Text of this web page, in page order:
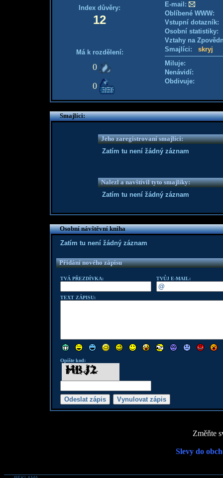
Index důvěry:
12
Má k rozdělení:
0
0
E-mail:
Oblíbené WWW:
Vstupní
Osobní
Vztahy na
Smajlíci: skryj
Miluje:
Nenávidí:
Obdivuje:
Smajlíci:
Jeho zaregistrovaní smajlíci:
Zatím tu není žádný záznam
Nalezl a navštívil tyto smajlíky:
Zatím tu není žádný záznam
Osobní návštěvní kniha
Zatím tu není žádný záznam
Přidání nového zápisu
TVÁ PŘEZDÍVKA: TVŮJ E-MAIL:
TEXT ZÁPISU:
Opište kod:
Změňte
Slevy do